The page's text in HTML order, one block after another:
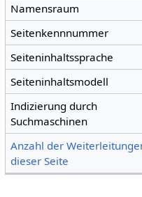
Namensraum
Seitenkennnummer
Seiteninhaltssprache
Seiteninhaltsmodell
Indizierung durch
Suchmaschinen
Anzahl der
dieser Seite